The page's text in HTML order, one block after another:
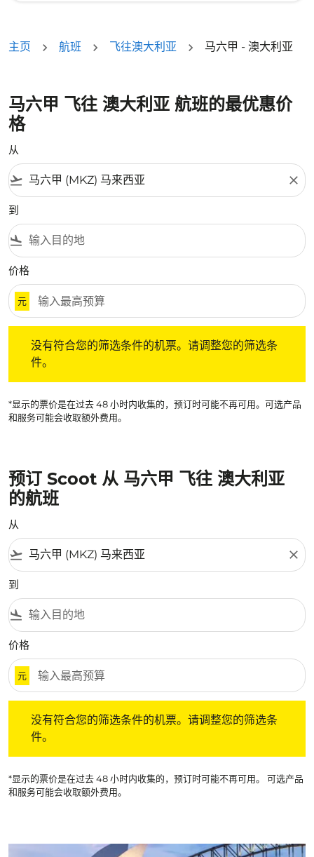
主页 航班 飞往澳大利亚 马六甲 - 澳大利亚
马六甲 飞往 澳大利亚 航班的最优惠价
格
从
flight_takeoff close
到
flight_land
价格
元
没有符合您的筛选条件的机票。请调整您的筛选条
件。
*显示的票价是在过去 48 小时内收集的，预订时可能不再可用。可选产品
和服务可能会收取额外费用。
预订 Scoot 从 马六甲 飞往 澳大利亚
的航班
从
flight_takeoff close
到
flight_land
价格
元
没有符合您的筛选条件的机票。请调整您的筛选条
件。
*显示的票价是在过去 48 小时内收集的，预订时可能不再可用。 可选产品
和服务可能会收取额外费用。